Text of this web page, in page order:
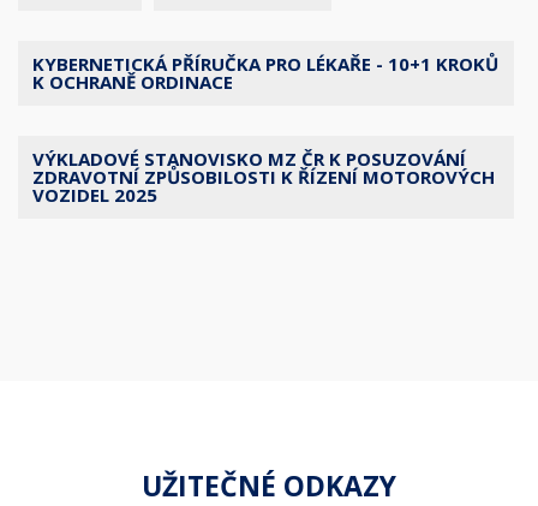
KYBERNETICKÁ PŘÍRUČKA PRO LÉKAŘE - 10+1 KROKŮ
K OCHRANĚ ORDINACE
VÝKLADOVÉ STANOVISKO MZ ČR K POSUZOVÁNÍ
ZDRAVOTNÍ ZPŮSOBILOSTI K ŘÍZENÍ MOTOROVÝCH
VOZIDEL 2025
UŽITEČNÉ ODKAZY